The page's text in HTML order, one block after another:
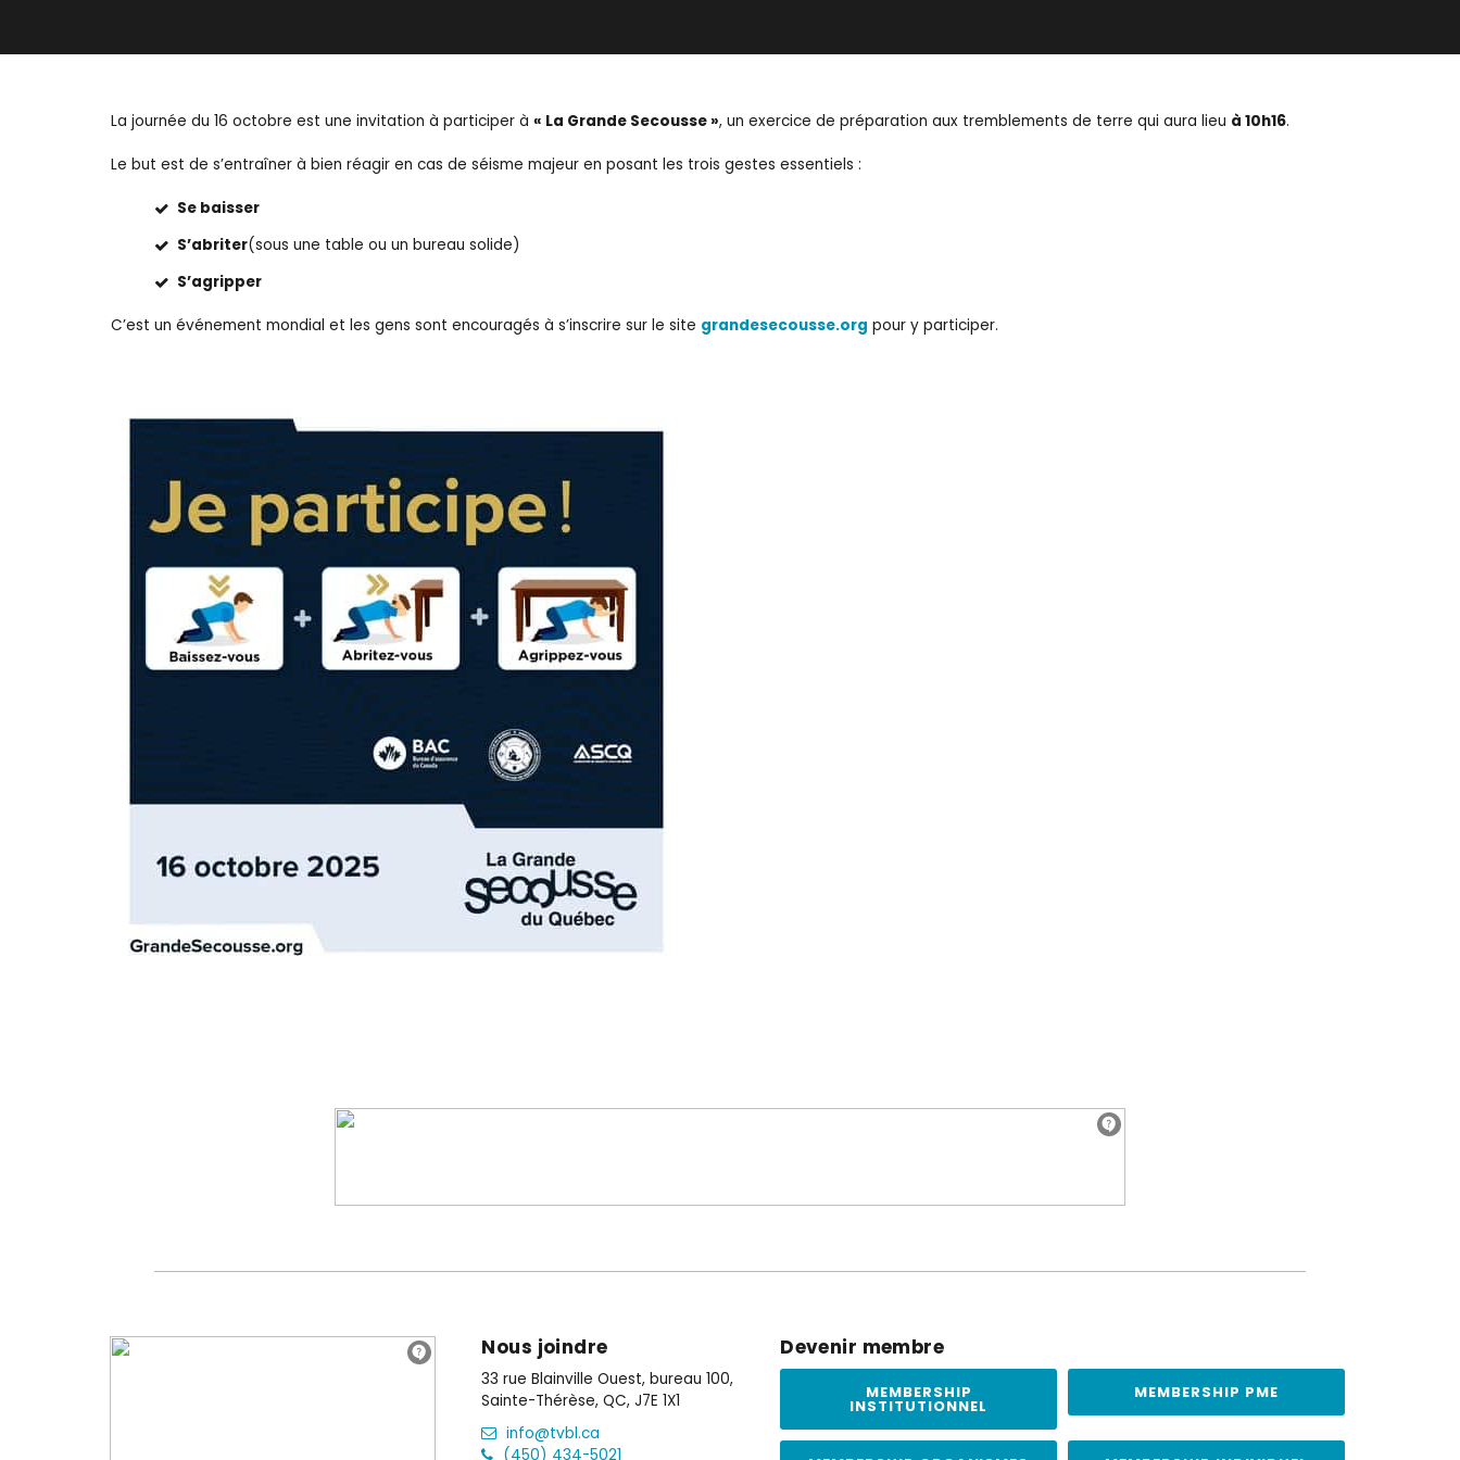
La journée du 16 octobre est une invitation à participer à « La Grande Secousse », un exercice de préparation aux tremblements de terre qui aura lieu à 10h16.
Le but est de s’entraîner à bien réagir en cas de séisme majeur en posant les trois gestes essentiels :
Se baisser
S’abriter(sous une table ou un bureau solide)
S’agripper
C’est un événement mondial et les gens sont encouragés à s’inscrire sur le site grandesecousse.org pour y participer.
Nous joindre
33 rue Blainville Ouest, bureau 100,
Sainte-Thérèse, QC, J7E 1X1
info@tvbl.ca
(450) 434-5021
Devenir membre
MEMBERSHIP
INSTITUTIONNEL
MEMBERSHIP PME